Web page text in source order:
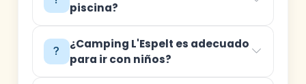
piscina?
¿Camping L'Espelt es adecuado
para ir con niños?